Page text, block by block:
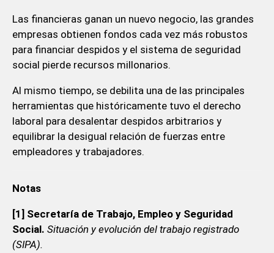
Las financieras ganan un nuevo negocio, las grandes
empresas obtienen fondos cada vez más robustos
para financiar despidos y el sistema de seguridad
social pierde recursos millonarios.
Al mismo tiempo, se debilita una de las principales
herramientas que históricamente tuvo el derecho
laboral para desalentar despidos arbitrarios y
equilibrar la desigual relación de fuerzas entre
empleadores y trabajadores.
Notas
[1] Secretaría de Trabajo, Empleo y Seguridad
Social. Situación y evolución del trabajo registrado
(SIPA).